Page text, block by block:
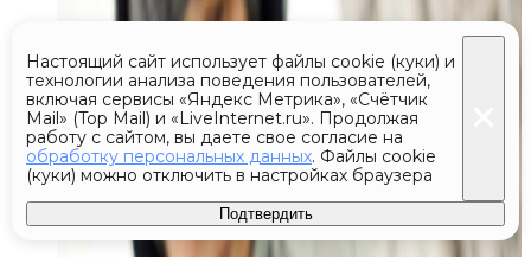
Настоящий сайт использует файлы cookie (куки) и
технологии анализа поведения пользователей,
включая сервисы «Яндекс Метрика», «Счётчик
Mail» (Top Mail) и «LiveInternet.ru». Продолжая
работу с сайтом, вы даете свое согласие на
обработку персональных данных. Файлы cookie
(куки) можно отключить в настройках браузера
Подтвердить